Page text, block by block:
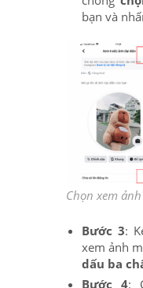
bạn và
Chọn xem
Bước 3:
xem ảnh
dấu ba
Bước 4: